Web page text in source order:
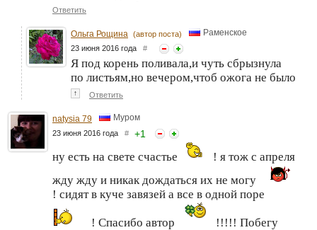
Ответить
Ольга Рощина (автор поста) Раменское
23 июня 2016 года #
Я под корень поливала,и чуть сбрызнула
по листьям,но вечером,чтоб ожога не было
↑ Ответить
natysia 79 Муром
23 июня 2016 года # +1
ну есть на свете счастье
! я тож с апреля
жду жду и никак дождаться их не могу
! сидят в куче завязей а все в одной поре
! Спасибо автор
!!!!! Побегу